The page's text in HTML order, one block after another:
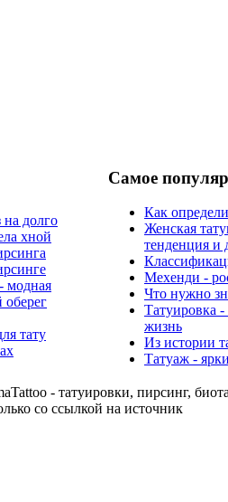
на долго
хной
модная
оберег
тату
Самое
Как
Женская
тенденция и
Мехенди -
Что нужно
Татуировка
жизнь
Из истории
Татуаж -
- татуировки, пирсинг,
со ссылкой на источник